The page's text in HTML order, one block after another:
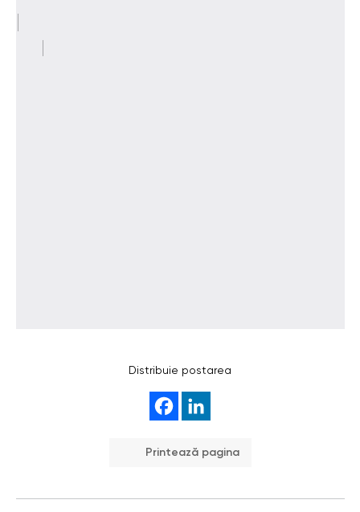
Distribuie postarea
Printează pagina